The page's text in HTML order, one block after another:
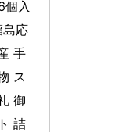
個入
応
手
ス
御
詰